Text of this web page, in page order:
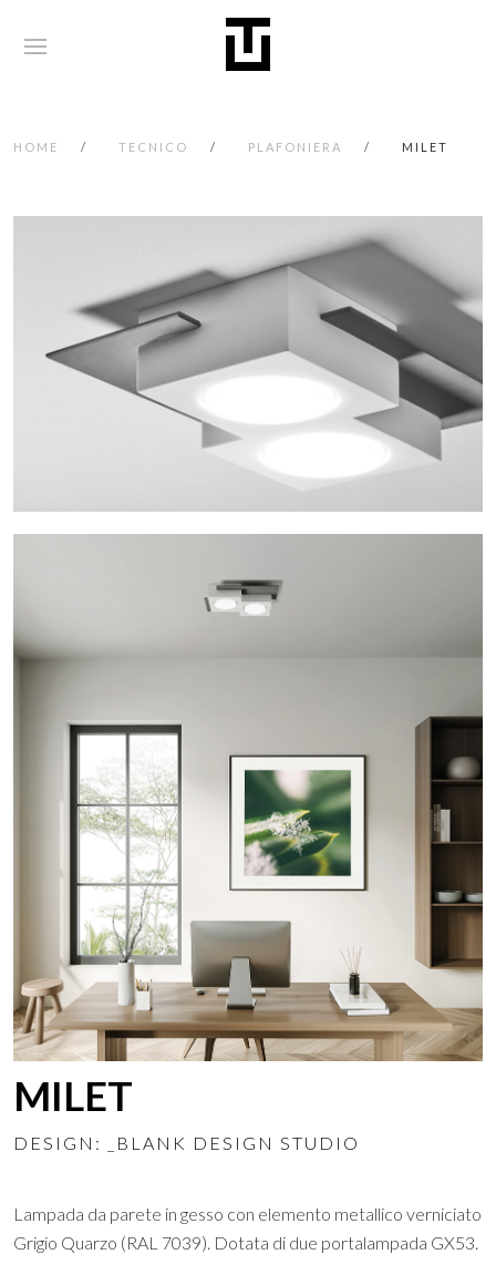
HOME TECNICO PLAFONIERA MILET
MILET
DESIGN: _BLANK DESIGN STUDIO
Lampada da parete in gesso con elemento metallico verniciato
Grigio Quarzo (RAL 7039). Dotata di due portalampada GX53.